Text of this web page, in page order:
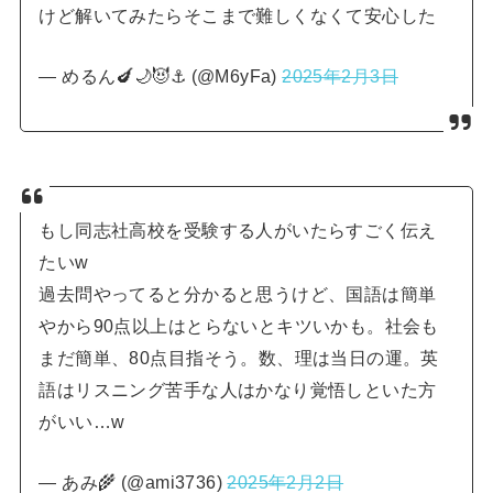
けど解いてみたらそこまで難しくなくて安心した
— めるん🍆🌙😈⚓ (@M6yFa)2025年2月3日
もし同志社高校を受験する人がいたらすごく伝え
たいw
過去問やってると分かると思うけど、国語は簡単
やから90点以上はとらないとキツいかも。社会も
まだ簡単、80点目指そう。数、理は当日の運。英
語はリスニング苦手な人はかなり覚悟しといた方
がいい…w
— あみ🌾 (@ami3736)2025年2月2日